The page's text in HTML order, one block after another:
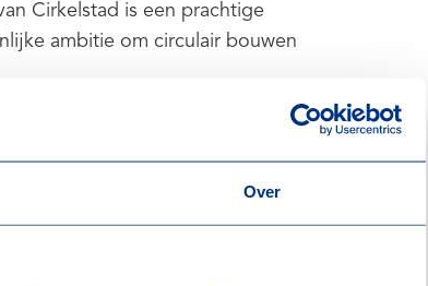
Over
Cirkelstad is een prachtige
ambitie om circulair bouwen
realiseren, die vraagt om